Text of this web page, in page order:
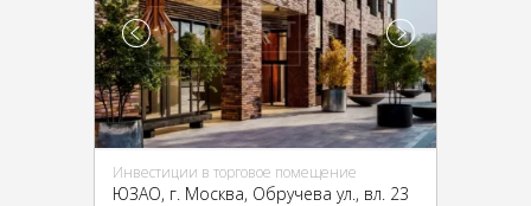
Инвестиции в торговое помещение
ЮЗАО, г. Москва, Обручева ул., вл. 23